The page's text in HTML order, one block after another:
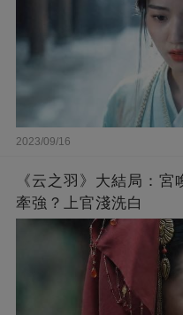
2023/09/16
《云之羽》大結局：
牽強？上官淺洗白